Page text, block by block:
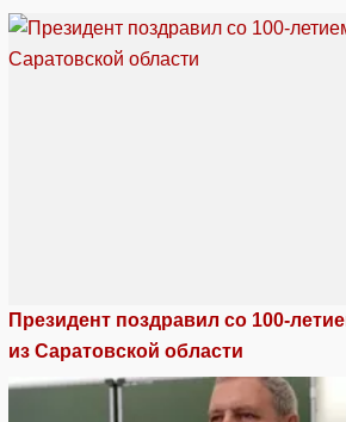
Президент поздравил со 100-
из Саратовской области